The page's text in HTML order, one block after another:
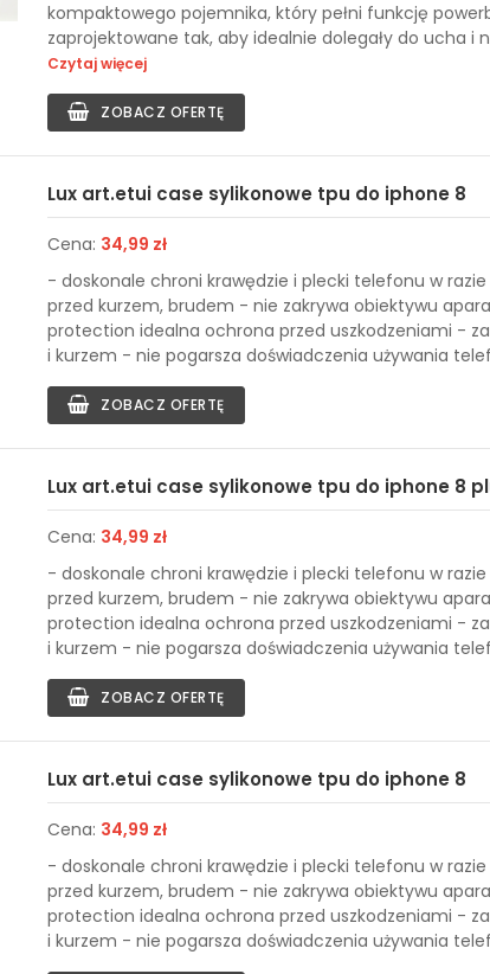
kompaktowego pojemnika, który pełni funkcję
zaprojektowane tak, aby idealnie dolegały do ucha i
Czytaj więcej
ZOBACZ OFERTĘ
Lux art.etui case sylikonowe tpu do iphone 8
Cena: 34,99 zł
- doskonale chroni krawędzie i plecki telefonu w
przed kurzem, brudem - nie zakrywa obiektywu
protection idealna ochrona przed uszkodzeniami -
i kurzem - nie pogarsza doświadczenia używania
ZOBACZ OFERTĘ
Lux art.etui case sylikonowe tpu do iphone 8
Cena: 34,99 zł
- doskonale chroni krawędzie i plecki telefonu w
przed kurzem, brudem - nie zakrywa obiektywu
protection idealna ochrona przed uszkodzeniami -
i kurzem - nie pogarsza doświadczenia używania
ZOBACZ OFERTĘ
Lux art.etui case sylikonowe tpu do iphone 8
Cena: 34,99 zł
- doskonale chroni krawędzie i plecki telefonu w
przed kurzem, brudem - nie zakrywa obiektywu
protection idealna ochrona przed uszkodzeniami -
i kurzem - nie pogarsza doświadczenia używania